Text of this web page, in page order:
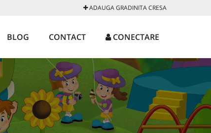
ADAUGA GRADINITA CRESA
BLOG CONTACT CONECTARE